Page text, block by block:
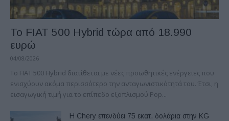
Το FIAT 500 Hybrid τώρα από 18.990
ευρώ
04/08/2026
Το FIAT 500 Hybrid διατίθεται με νέες προωθητικές ενέργειες που
ενισχύουν ακόμα περισσότερο την ανταγωνιστικότητά του. Έτσι, η
εισαγωγική τιμή για το επίπεδο εξοπλισμού Pop...
Η Chery επενδύει 75 εκατ. δολάρια στην KG